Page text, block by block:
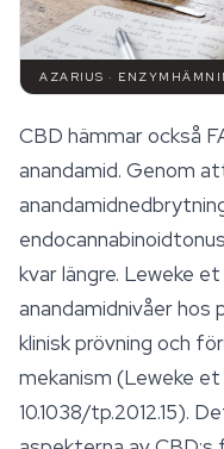
AZARIUS ·
CBD hämmar också
anandamid. Genom
kvar längre. Leweke
anandamidnivåer hos
klinisk prövning och
mekanism (Leweke et
10.1038/tp.2012.15).